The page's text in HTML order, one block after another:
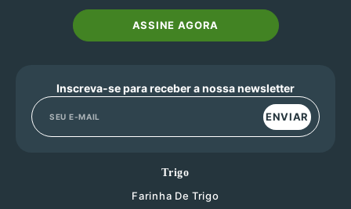
ASSINE AGORA
Inscreva-se para receber a nossa newsletter
ENVIAR
Trigo
Farinha De Trigo